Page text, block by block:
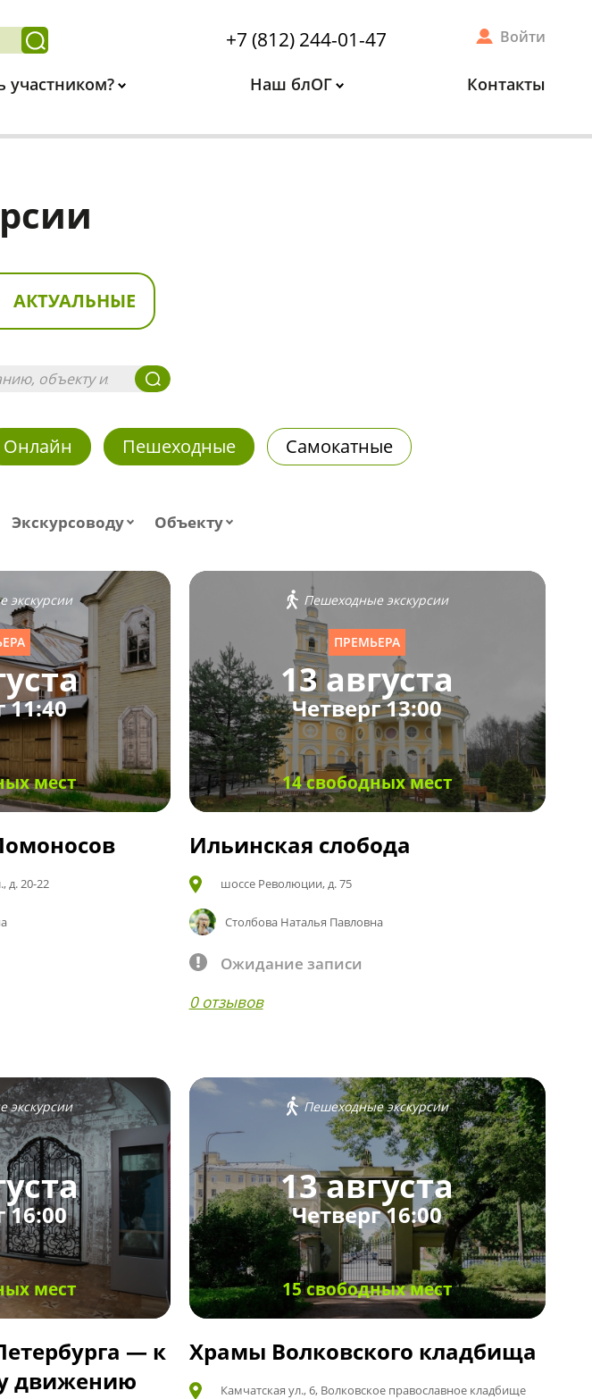
+7 (812) 244-01-47 Войти
участником? Наш блОГ Контакты
АКТУАЛЬНЫЕ
Онлайн Пешеходные Самокатные
Экскурсоводу Объекту
экскурсии
11:40
мест
д. 20-22
Пешеходные экскурсии
ПРЕМЬЕРА
13 августа
Четверг 13:00
14 свободных мест
Ильинская слобода
шоссе Революции, д. 75
Столбова Наталья Павловна
Ожидание записи
0 отзывов
экскурсии
16:00
мест
— к
движению
Пешеходные экскурсии
13 августа
Четверг 16:00
15 свободных мест
Храмы Волковского кладбища
Камчатская ул., 6, Волковское православное кладбище